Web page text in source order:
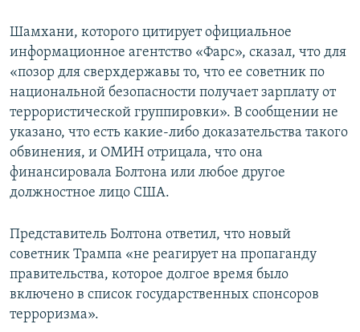
Шамхани, которого цитирует официальное
информационное агентство «Фарс», сказал, что для
«позор для сверхдержавы то, что ее советник по
национальной безопасности получает зарплату от
террористической группировки». В сообщении не
указано, что есть какие-либо доказательства такого
обвинения, и ОМИН отрицала, что она
финансировала Болтона или любое другое
должностное лицо США.
Представитель Болтона ответил, что новый
советник Трампа «не реагирует на пропаганду
правительства, которое долгое время было
включено в список государственных спонсоров
терроризма».